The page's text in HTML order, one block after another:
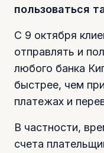
пользоваться
С 9 октября
отправлять и
любого банка
быстрее, чем
платежах и
В частности,
счета